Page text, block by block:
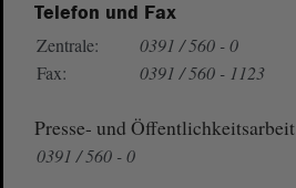
Telefon und Fax
Zentrale:
0391 / 560 - 0
Fax:
0391 / 560 - 1123
Presse- und Öffentlichkeitsarbeit
0391 / 560 - 0